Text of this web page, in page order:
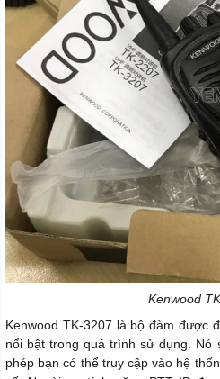
Kenwood
Kenwood TK-3207 là bộ đàm được
nổi bật trong quá trình sử dụng.
phép bạn có thể truy cập vào hệ